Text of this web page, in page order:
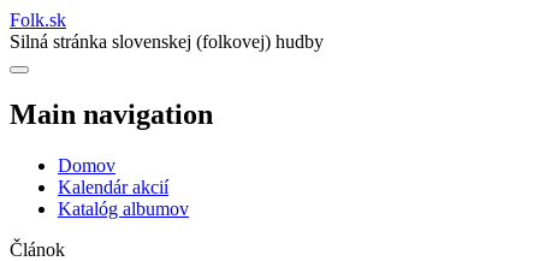
Folk.sk
Silná stránka slovenskej (folkovej) hudby
Main navigation
Domov
Kalendár akcií
Katalóg albumov
Článok